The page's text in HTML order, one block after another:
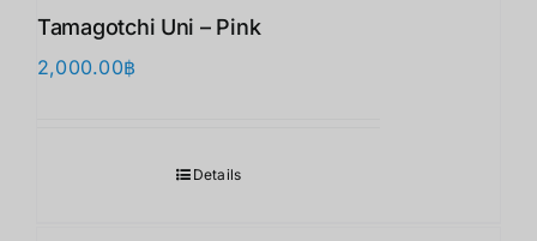
Tamagotchi Uni – Pink
2,000.00฿
Details